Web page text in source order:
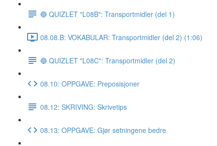
🔵 QUIZLET "L08B": Transportmidler (del 1)
08.08.B: VOKABULAR: Transportmidler (del 2) (1:06)
🔵 QUIZLET "L08C": Transportmidler (del 2)
08.10: OPPGAVE: Preposisjoner
08.12: SKRIVING: Skrivetips
08.13: OPPGAVE: Gjør setningene bedre